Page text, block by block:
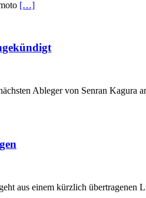
[…]
Ableger von Senran
aus einem kürzlich